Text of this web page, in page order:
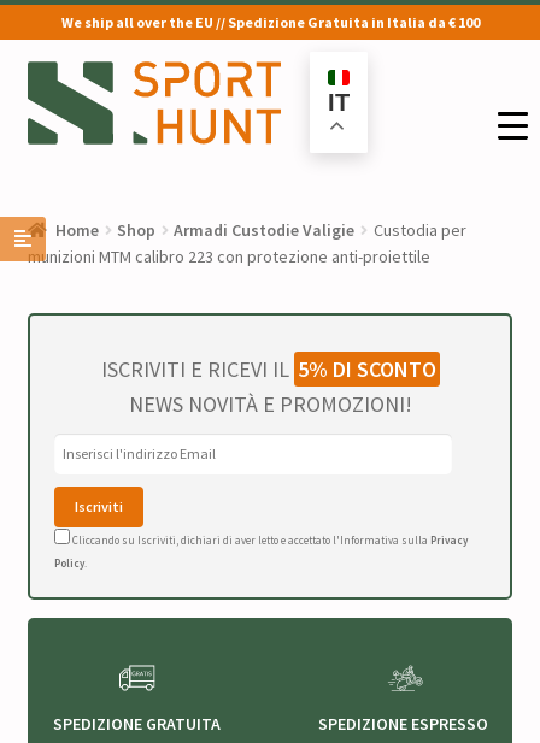
We ship all over the EU // Spedizione Gratuita in Italia da € 100
Vai
alla
navigazione
Vai
al
contenuto
IT
Home Shop Armadi Custodie Valigie
Custodia per
munizioni MTM calibro 223 con protezione anti-proiettile
ISCRIVITI E RICEVI IL 5% DI SCONTO
NEWS NOVITÀ E PROMOZIONI!
Cliccando su Iscriviti, dichiari di aver letto e accettato l'Informativa sulla Privacy
Policy.
SPEDIZIONE GRATUITA SPEDIZIONE ESPRESSO